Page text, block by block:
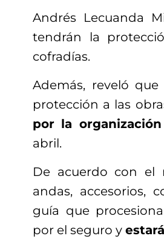
Andrés Lecuanda
tendrán la
cofradías.
Además, reveló
protección a las
por la
abril.
De acuerdo con el
andas, accesorios,
guía que
por el seguro y